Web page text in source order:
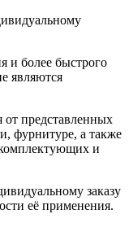
и более быстрого
являются
от представленных
фурнитуре, а также
и
заказу
её применения.